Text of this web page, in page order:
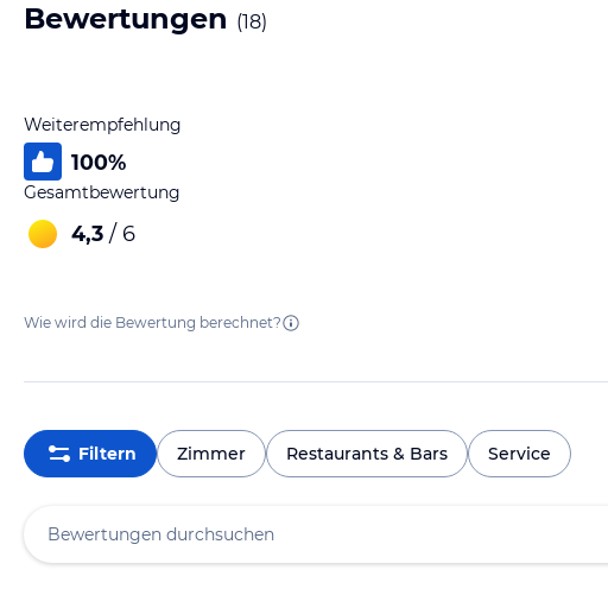
Bewertungen (18)
Weiterempfehlung
100%
Gesamtbewertung
4,3 / 6
Wie wird die Bewertung berechnet?
Filtern Zimmer Restaurants & Bars Service